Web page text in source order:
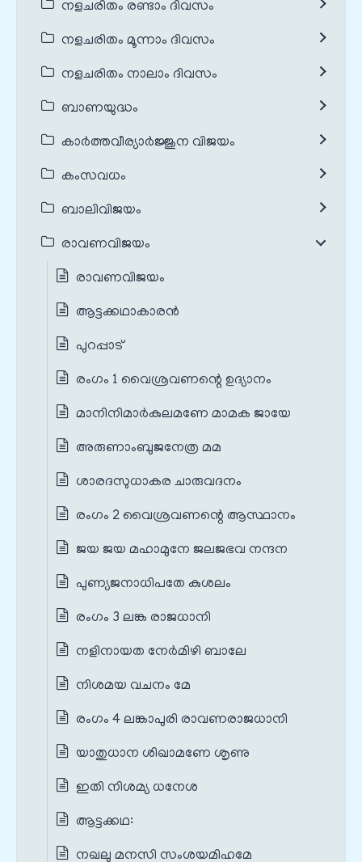
നളചരിതം രണ്ടാം ദിവസം
നളചരിതം മൂന്നാം ദിവസം
നളചരിതം നാലാം ദിവസം
ബാണയുദ്ധം
കാർത്തവീര്യാർജ്ജുന വിജയം
കംസവധം
ബാലിവിജയം
രാവണവിജയം
രാവണവിജയം
ആട്ടക്കഥാകാരൻ
പുറപ്പാട്
രംഗം 1 വൈശ്രവണന്റെ ഉദ്യാനം
മാനിനിമാർകുലമണേ മാമക ജായേ
അരുണാംബുജനേത്ര മമ
ശാരദസുധാകര ചാരുവദനം
രംഗം 2 വൈശ്രവണന്റെ ആസ്ഥാനം
ജയ ജയ മഹാമുനേ ജലജഭവ നന്ദന
പുണ്യജനാധിപതേ കുശലം
രംഗം 3 ലങ്ക രാജധാനി
നളിനായത നേർമിഴി ബാലേ
നിശമയ വചനം മേ
രംഗം 4 ലങ്കാപുരി രാവണരാജധാനി
യാതുധാന ശിഖാമണേ ശൃണു
ഇതി നിശമ്യ ധനേശ
ആട്ടക്കഥ:
നഖലു മനസി സംശയമിഹമേ